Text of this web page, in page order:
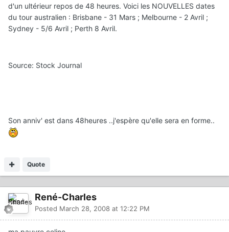
d'un ultérieur repos de 48 heures. Voici les NOUVELLES dates
du tour australien : Brisbane - 31 Mars ; Melbourne - 2 Avril ;
Sydney - 5/6 Avril ; Perth 8 Avril.
Source: Stock Journal
Son anniv' est dans 48heures ..j'espère qu'elle sera en forme..
Quote
René-Charles
Posted March 28, 2008 at 12:22 PM